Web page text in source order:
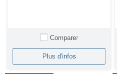
Comparer
Plus d'infos